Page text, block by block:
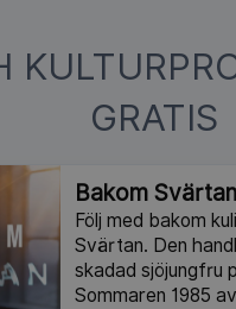
GRATIS
Bakom Svärtan
Följ med bakom
Svärtan. Den
skadad sjöjungfru
Sommaren 1985